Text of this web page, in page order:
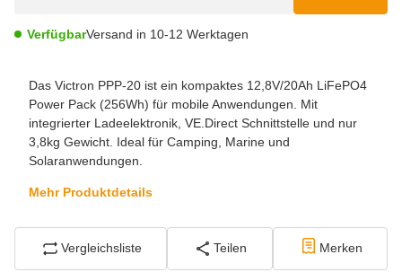
VerfügbarVersand in 10-12 Werktagen
Das Victron PPP-20 ist ein kompaktes 12,8V/20Ah LiFePO4
Power Pack (256Wh) für mobile Anwendungen. Mit
integrierter Ladeelektronik, VE.Direct Schnittstelle und nur
3,8kg Gewicht. Ideal für Camping, Marine und
Solaranwendungen.
Mehr Produktdetails
Vergleichsliste Teilen Merken